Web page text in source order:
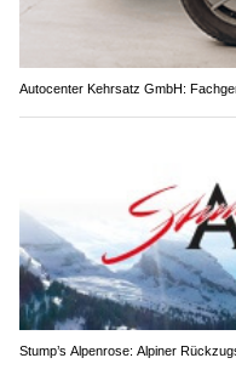
Autocenter Kehrsatz GmbH:
Stump’s Alpenrose: Alpiner